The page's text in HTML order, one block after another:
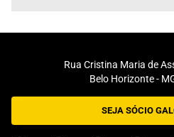
Rua Cristina Maria de
Belo Horizonte -
SEJA SÓCIO